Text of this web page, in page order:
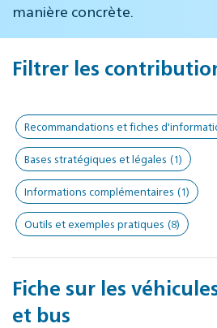
manière concrète.
Filtrer les
Recommandations et fiches
Bases stratégiques et légales (1)
Informations complémentaires (1)
Outils et exemples pratiques (8)
Fiche sur les
et bus